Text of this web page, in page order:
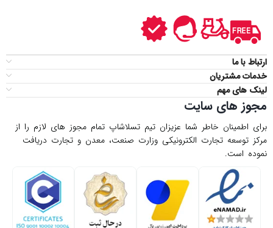
ارتباط با ما
خدمات مشتریان
لینک های مهم
مجوز های سایت
برای اطمینان خاطر شما عزیزان تیم تسلاشاپ تمام مجوز های لازم را از
مركز توسعه تجارت الكترونیكی وزارت صنعت، معدن و تجارت دریافت
نموده است.